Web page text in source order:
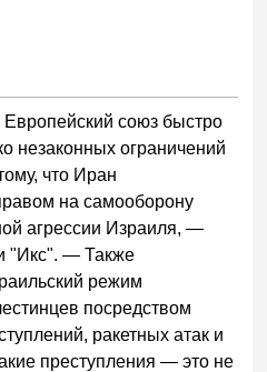
Европейский союз быстро
незаконных ограничений
что Иран
на самооборону
агрессии Израиля, —
"Икс". — Также
режим
посредством
ракетных атак и
преступления — это не